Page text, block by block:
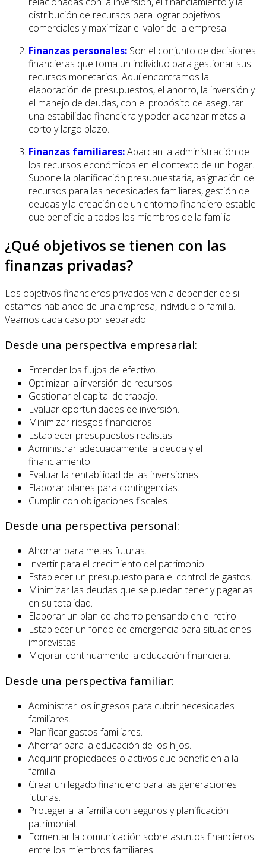
distribución de recursos para lograr objetivos
comerciales y maximizar el valor de la empresa.
Finanzas personales: Son el conjunto de decisiones
financieras que toma un individuo para gestionar sus
recursos monetarios. Aquí encontramos la
elaboración de presupuestos, el ahorro, la inversión y
el manejo de deudas, con el propósito de asegurar
una estabilidad financiera y poder alcanzar metas a
corto y largo plazo.
Finanzas familiares:Abarcan la administración de
los recursos económicos en el contexto de un hogar.
Supone la planificación presupuestaria, asignación de
recursos para las necesidades familiares, gestión de
deudas y la creación de un entorno financiero estable
que beneficie a todos los miembros de la familia.
¿Qué objetivos se tienen con las
finanzas privadas?
Los objetivos financieros privados van a depender de si
estamos hablando de una empresa, individuo o familia.
Veamos cada caso por separado:
Desde una perspectiva empresarial:
Entender los flujos de efectivo.
Optimizar la inversión de recursos.
Gestionar el capital de trabajo.
Evaluar oportunidades de inversión.
Minimizar riesgos financieros.
Establecer presupuestos realistas.
Administrar adecuadamente la deuda y el
financiamiento..
Evaluar la rentabilidad de las inversiones.
Elaborar planes para contingencias.
Cumplir con obligaciones fiscales.
Desde una perspectiva personal:
Ahorrar para metas futuras.
Invertir para el crecimiento del patrimonio.
Establecer un presupuesto para el control de gastos.
Minimizar las deudas que se puedan tener y pagarlas
en su totalidad.
Elaborar un plan de ahorro pensando en el retiro.
Establecer un fondo de emergencia para situaciones
imprevistas.
Mejorar continuamente la educación financiera.
Desde una perspectiva familiar:
Administrar los ingresos para cubrir necesidades
familiares.
Planificar gastos familiares.
Ahorrar para la educación de los hijos.
Adquirir propiedades o activos que beneficien a la
familia.
Crear un legado financiero para las generaciones
futuras.
Proteger a la familia con seguros y planificación
patrimonial.
Fomentar la comunicación sobre asuntos financieros
entre los miembros familiares.